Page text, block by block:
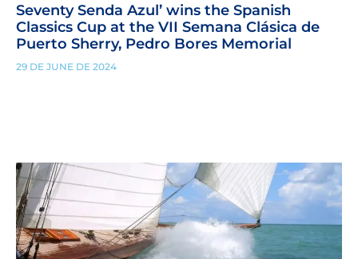
Seventy Senda Azul’ wins the Spanish
Classics Cup at the VII Semana Clásica de
Puerto Sherry, Pedro Bores Memorial
29 DE JUNE DE 2024